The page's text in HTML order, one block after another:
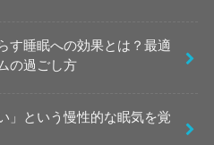
す睡眠への効果とは？最適
の過ごし方
」という慢性的な眠気を覚